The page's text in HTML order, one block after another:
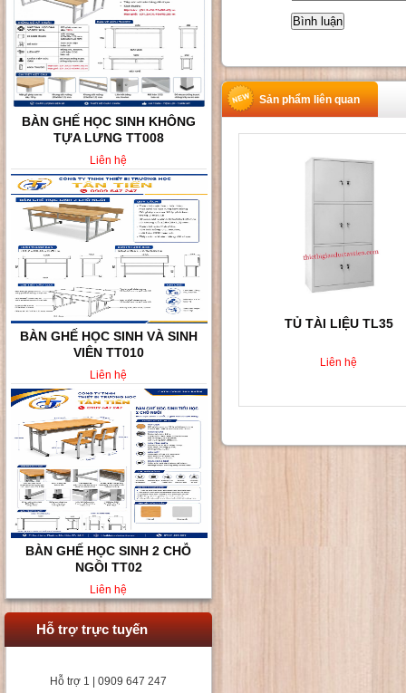
BÀN GHẾ HỌC SINH KHÔNG
TỰA LƯNG TT008
Liên hệ
BÀN GHẾ HỌC SINH VÀ SINH
VIÊN TT010
Liên hệ
BÀN GHẾ HỌC SINH 2 CHỖ
NGỒI TT02
Liên hệ
Hỗ trợ trực tuyến
Hỗ trợ 1 | 0909 647 247
Sản phẩm liên quan
TỦ TÀI LIỆU TL35
Liên hệ